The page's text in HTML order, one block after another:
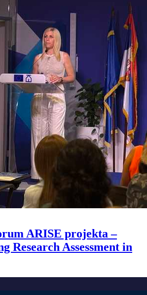
ARISE projekta –
Research Assessment in